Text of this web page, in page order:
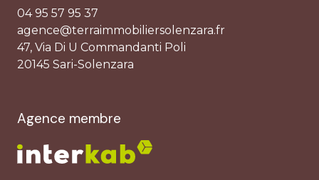
04 95 57 95 37
agence@terraimmobiliersolenzara.fr
47, Via Di U Commandanti Poli
20145 Sari-Solenzara
Agence membre